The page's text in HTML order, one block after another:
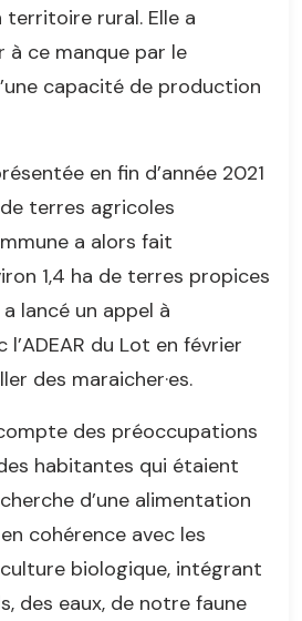
territoire rural. Elle a
à ce manque par le
capacité de production
en fin d’année 2021
terres agricoles
a alors fait
1,4 ha de terres propices
lancé un appel à
du Lot en février
des maraicher·es.
des préoccupations
habitantes qui étaient
d’une alimentation
cohérence avec les
biologique, intégrant
des eaux, de notre faune